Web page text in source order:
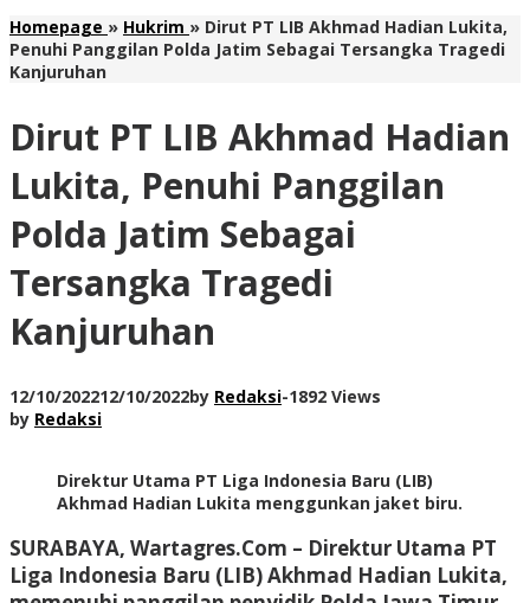
Homepage » Hukrim » Dirut PT LIB Akhmad Hadian Lukita,
Penuhi Panggilan Polda Jatim Sebagai Tersangka Tragedi
Kanjuruhan
Dirut PT LIB Akhmad Hadian
Lukita, Penuhi Panggilan
Polda Jatim Sebagai
Tersangka Tragedi
Kanjuruhan
12/10/202212/10/2022by Redaksi-1892 Views
by Redaksi
Direktur Utama PT Liga Indonesia Baru (LIB)
Akhmad Hadian Lukita menggunkan jaket biru.
SURABAYA, Wartagres.Com – Direktur Utama PT
Liga Indonesia Baru (LIB) Akhmad Hadian Lukita,